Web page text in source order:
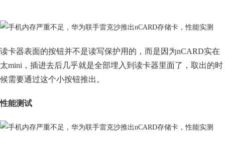
读卡器表面的按钮并不是读写保护用的，而是因为nCARD实在
太mini，插进去后几乎就是全部埋入到读卡器里面了，取出的时
候需要通过这个小按钮推出。
性能测试